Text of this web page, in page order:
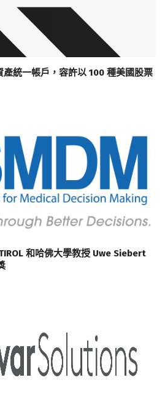
統一帳戶，容許以 100 種美國股票
和哈佛大學教授 Uwe Siebert